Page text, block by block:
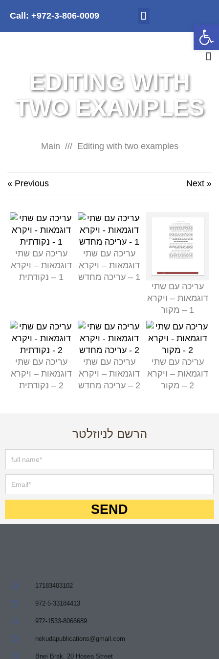
Call: +972-3-806-0009
EDITING WITH
TWO EXAMPLES
Main Editing with two examples
« Previous Next »
עריכה עם שתי
דוגמאות – ויקרא
1 – נקודתית
עריכה עם שתי
דוגמאות – ויקרא
1 – עריכה מחדש
עריכה עם שתי
דוגמאות – ויקרא
1 – מקור
עריכה עם שתי
דוגמאות – ויקרא
2 – נקודתית
עריכה עם שתי
דוגמאות – ויקרא
2 – עריכה מחדש
עריכה עם שתי
דוגמאות – ויקרא
2 – מקור
הרשם לניוזלטר
SEND
17183403102
972-5-33184413
972-1533-8066689
nekudapublications@gmail.com
Bnei Brak, 20 Hosea Street